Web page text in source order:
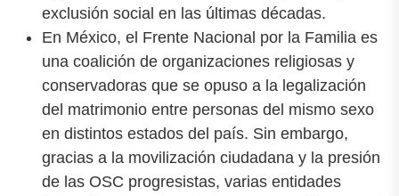
exclusión social en las últimas décadas.
En México, el Frente Nacional por la Familia es
una coalición de organizaciones religiosas y
conservadoras que se opuso a la legalización
del matrimonio entre personas del mismo sexo
en distintos estados del país. Sin embargo,
gracias a la movilización ciudadana y la presión
de las OSC progresistas, varias entidades